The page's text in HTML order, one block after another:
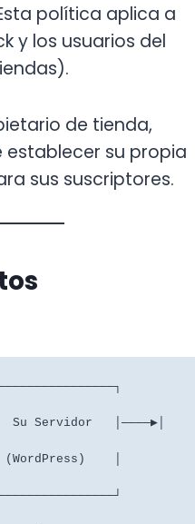
política aplica a
y los usuarios del
de tienda,
establecer su propia
sus suscriptores.
Servidor   │────▶│
│